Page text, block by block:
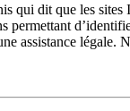
qui dit que les
assistance